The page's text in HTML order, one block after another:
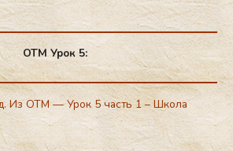
ОТМ Урок 5:
Из ОТМ — Урок 5 часть 1 – Школа